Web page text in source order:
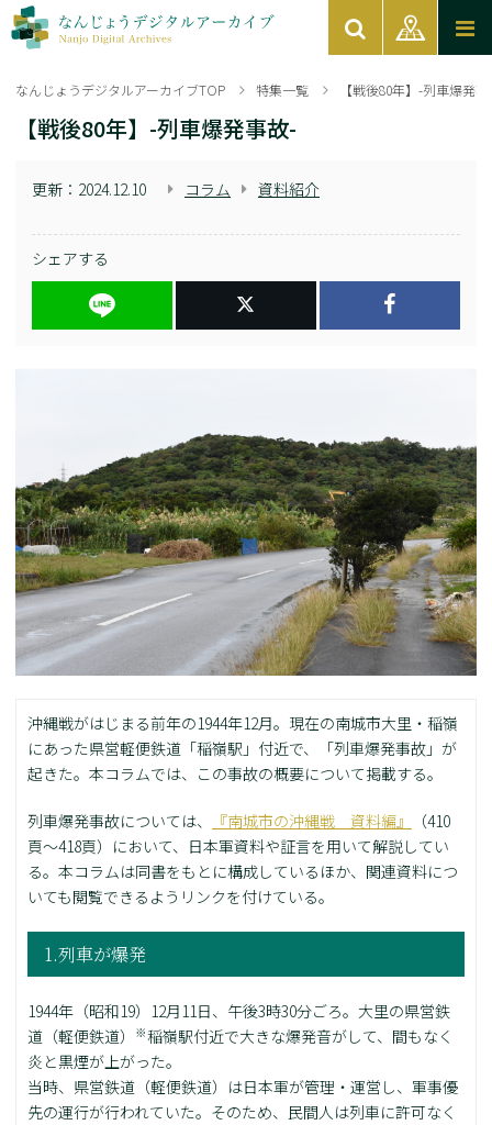
なんじょうデジタルアーカイブTOP 特集一覧 【戦後80年】-列車爆発
【戦後80年】-列車爆発事故-
更新： 2024.12.10 コラム 資料紹介
シェアする
沖縄戦がはじまる前年の1944年12月。現在の南城市大里・稲嶺
にあった県営軽便鉄道「稲嶺駅」付近で、「列車爆発事故」が
起きた。本コラムでは、この事故の概要について掲載する。
列車爆発事故については、 『南城市の沖縄戦 資料編』
（410
頁～418頁）において、日本軍資料や証言を用いて解説してい
る。本コラムは同書をもとに構成しているほか、関連資料につ
いても閲覧できるようリンクを付けている。
1.列車が爆発
1944年（昭和19）12月11日、午後3時30分ごろ。大里の県営鉄
道（軽便鉄道）
※稲嶺駅付近で大きな爆発音がして、間もなく
炎と黒煙が上がった。
当時、県営鉄道（軽便鉄道）は日本軍が管理・運営し、軍事優
先の運行が行われていた。そのため、民間人は列車に許可なく